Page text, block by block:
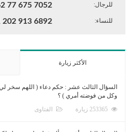
للرجال: 77 675 7052
للنساء: 202 913 6892
الأكثر زيارة
السؤال الثالث عشر : حكم دعاء ( اللهم سخر لي
وكل من فوضته أمري ) ؟
الفتاوى